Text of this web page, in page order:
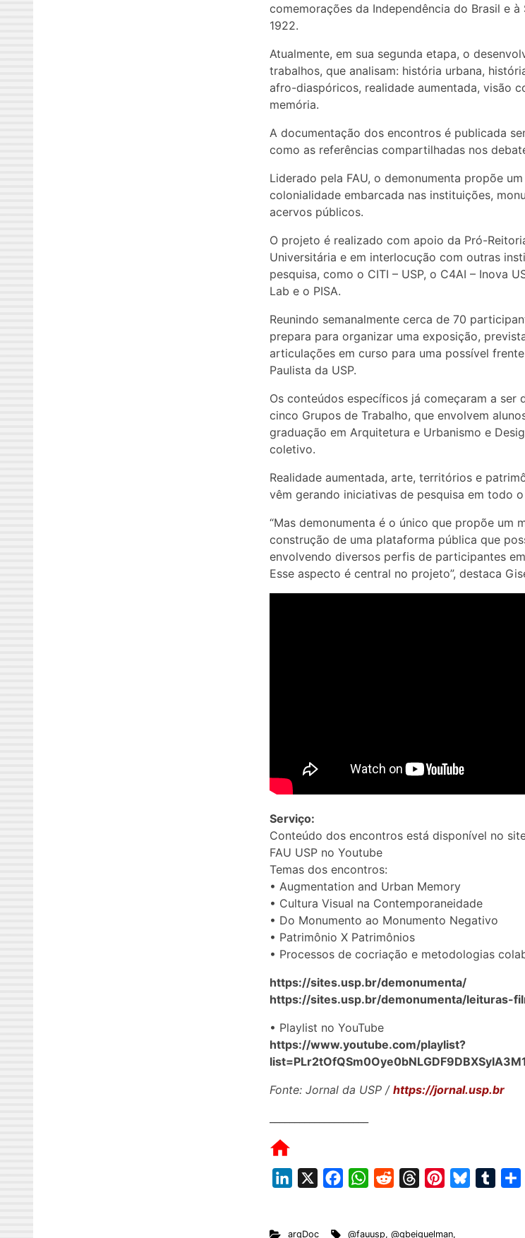
comemorações da Independência do Brasil e
1922.
Atualmente, em sua segunda etapa, o
trabalhos, que analisam: história urbana,
afro-diaspóricos, realidade aumentada, visão
memória.
A documentação dos encontros é publicada
como as referências compartilhadas nos
Liderado pela FAU, o demonumenta propõe
colonialidade embarcada nas instituições,
acervos públicos.
O projeto é realizado com apoio da Pró-
Universitária e em interlocução com outras
pesquisa, como o CITI – USP, o C4AI – Inova
Lab e o PISA.
Reunindo semanalmente cerca de 70
prepara para organizar uma exposição,
articulações em curso para uma possível
Paulista da USP.
Os conteúdos específicos já começaram a ser
cinco Grupos de Trabalho, que envolvem
graduação em Arquitetura e Urbanismo e
coletivo.
Realidade aumentada, arte, territórios e
vêm gerando iniciativas de pesquisa em todo
“Mas demonumenta é o único que propõe um
construção de uma plataforma pública que
envolvendo diversos perfis de participantes
Esse aspecto é central no projeto”, destaca
Serviço:
Conteúdo dos encontros está disponível no
FAU USP no Youtube
Temas dos encontros:
• Augmentation and Urban Memory
• Cultura Visual na Contemporaneidade
• Do Monumento ao Monumento Negativo
• Patrimônio X Patrimônios
• Processos de cocriação e metodologias
https://sites.usp.br/demonumenta/
https://sites.usp.br/demonumenta/leituras-
• Playlist no YouTube
https://www.youtube.com/playlist?
Fonte: Jornal da USP / https://jornal.usp.br
W
arqDoc @fauusp,@gbeiguelman,